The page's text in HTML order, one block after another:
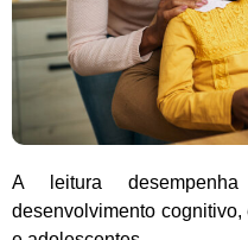
A leitura
desenvolvimento